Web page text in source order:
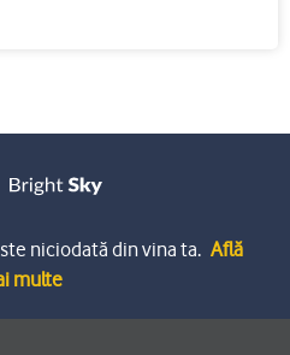
niciodată din vina ta. Află
multe